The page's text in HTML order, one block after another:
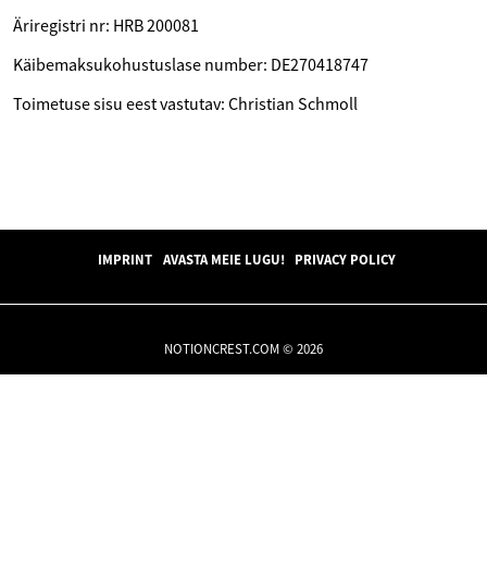
Äriregistri nr: HRB 200081
Käibemaksukohustuslase number: DE270418747
Toimetuse sisu eest vastutav: Christian Schmoll
IMPRINT AVASTA MEIE LUGU! PRIVACY POLICY
NOTIONCREST.COM © 2026